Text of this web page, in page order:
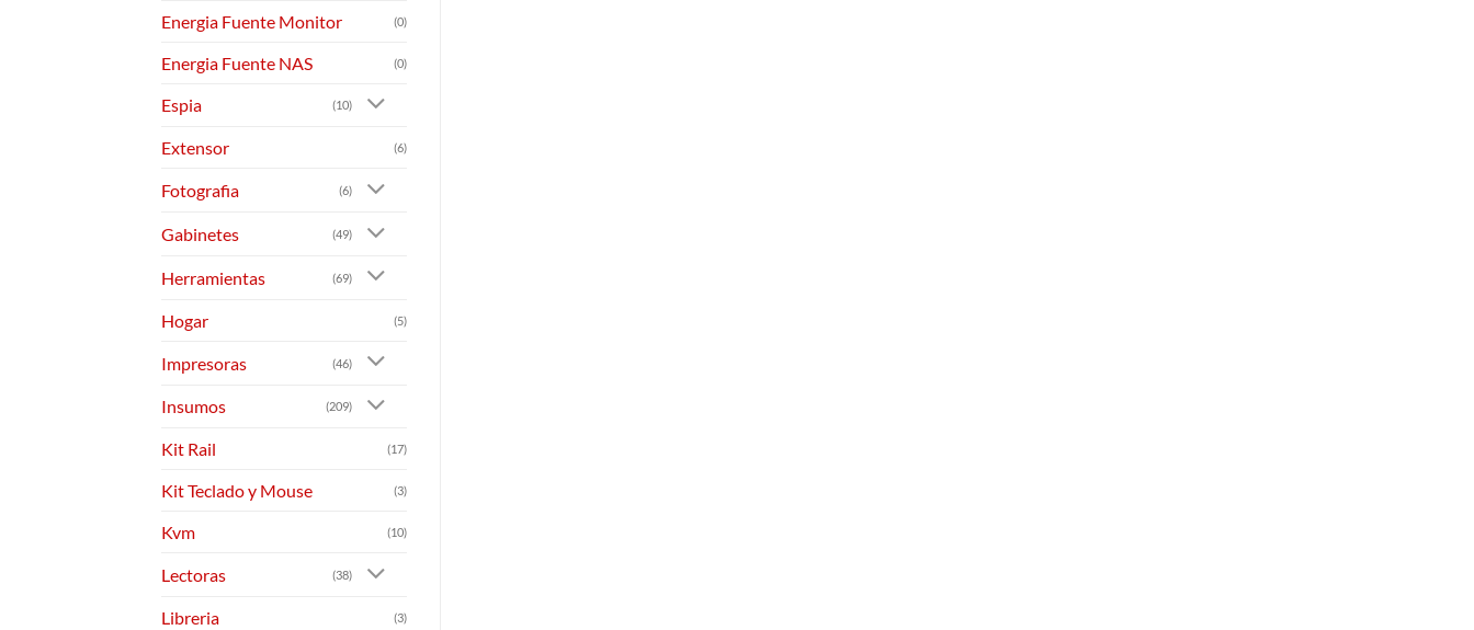
Energia Fuente Monitor (0)
Energia Fuente NAS (0)
Espia (10)
Extensor (6)
Fotografia (6)
Gabinetes (49)
Herramientas (69)
Hogar (5)
Impresoras (46)
Insumos (209)
Kit Rail (17)
Kit Teclado y Mouse (3)
Kvm (10)
Lectoras (38)
Libreria (3)